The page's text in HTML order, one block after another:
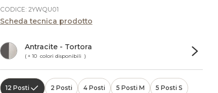
CODICE: 2YWQU01
Scheda tecnica prodotto
Antracite - Tortora
( + 10 colori disponibili )
12 Posti 2 Posti 4 Posti 5 Posti M 5 Posti S